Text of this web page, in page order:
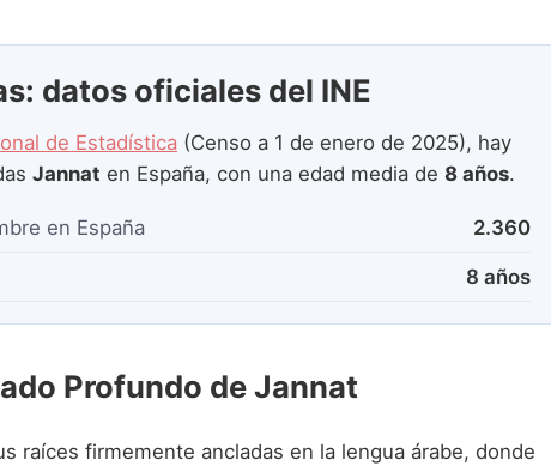
datos oficiales del INE
de Estadística (Censo a 1 de enero de 2025), hay
Jannat en España, con una edad media de 8 años.
en España 2.360
8 años
Profundo de Jannat
raíces firmemente ancladas en la lengua árabe, donde